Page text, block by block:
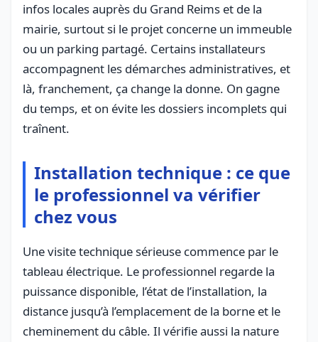
infos locales auprès du Grand Reims et de la
mairie, surtout si le projet concerne un immeuble
ou un parking partagé. Certains installateurs
accompagnent les démarches administratives, et
là, franchement, ça change la donne. On gagne
du temps, et on évite les dossiers incomplets qui
traînent.
Installation technique : ce que
le professionnel va vérifier
chez vous
Une visite technique sérieuse commence par le
tableau électrique. Le professionnel regarde la
puissance disponible, l’état de l’installation, la
distance jusqu’à l’emplacement de la borne et le
cheminement du câble. Il vérifie aussi la nature